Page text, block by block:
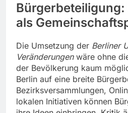
als
Die Umsetzung der Berliner
Veränderungenwäre ohne
der Bevölkerung kaum
Berlin auf eine breite
Bezirksversammlungen,
lokalen Initiativen können